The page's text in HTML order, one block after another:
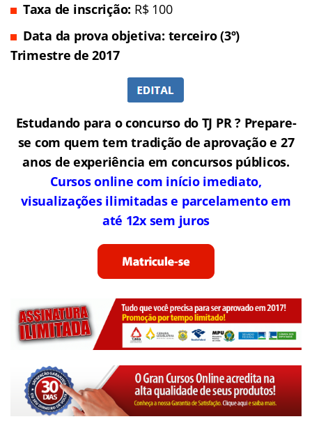
Taxa de inscrição: R$ 100
Data da prova objetiva: terceiro (3º)
Trimestre de 2017
Estudando para o concurso do TJ PR ? Prepare-
se com quem tem tradição de aprovação e 27
anos de experiência em concursos públicos.
Cursos online com início imediato,
visualizações ilimitadas e parcelamento em
até 12x sem juros